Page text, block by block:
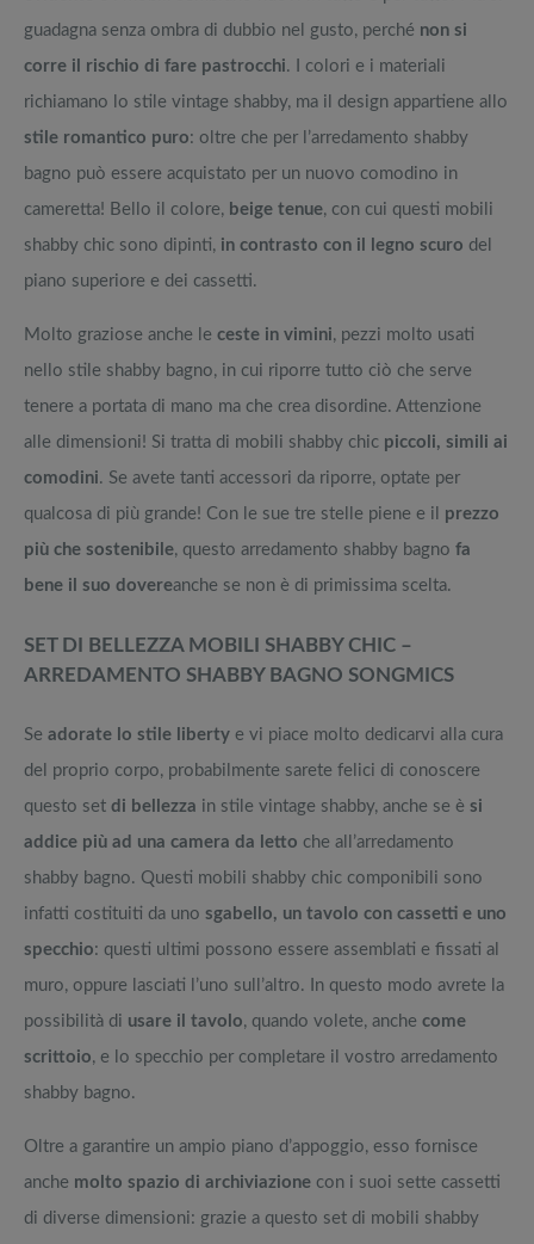
guadagna senza ombra di dubbio nel gusto, perché non si
corre il rischio di fare pastrocchi. I colori e i materiali
richiamano lo stile vintage shabby, ma il design appartiene allo
stile romantico puro: oltre che per l’arredamento shabby
bagno può essere acquistato per un nuovo comodino in
cameretta! Bello il colore, beige tenue, con cui questi mobili
shabby chic sono dipinti, in contrasto con il legno scuro del
piano superiore e dei cassetti.
Molto graziose anche le ceste in vimini, pezzi molto usati
nello stile shabby bagno, in cui riporre tutto ciò che serve
tenere a portata di mano ma che crea disordine. Attenzione
alle dimensioni! Si tratta di mobili shabby chic piccoli, simili ai
comodini. Se avete tanti accessori da riporre, optate per
qualcosa di più grande! Con le sue tre stelle piene e il prezzo
più che sostenibile, questo arredamento shabby bagno fa
bene il suo dovereanche se non è di primissima scelta.
SET DI BELLEZZA MOBILI SHABBY CHIC –
ARREDAMENTO SHABBY BAGNO SONGMICS
Se adorate lo stile liberty e vi piace molto dedicarvi alla cura
del proprio corpo, probabilmente sarete felici di conoscere
questo set di bellezza in stile vintage shabby, anche se è si
addice più ad una camera da letto che all’arredamento
shabby bagno. Questi mobili shabby chic componibili sono
infatti costituiti da uno sgabello, un tavolo con cassetti e uno
specchio: questi ultimi possono essere assemblati e fissati al
muro, oppure lasciati l’uno sull’altro. In questo modo avrete la
possibilità di usare il tavolo, quando volete, anche come
scrittoio, e lo specchio per completare il vostro arredamento
shabby bagno.
Oltre a garantire un ampio piano d’appoggio, esso fornisce
anche molto spazio di archiviazione con i suoi sette cassetti
di diverse dimensioni: grazie a questo set di mobili shabby